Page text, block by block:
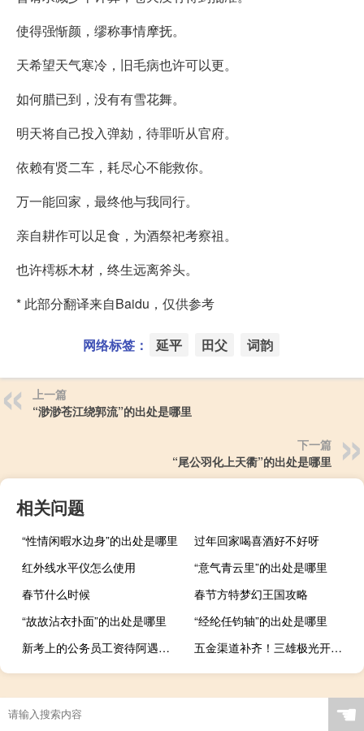
使得强惭颜，缪称事情摩抚。
天希望天气寒冷，旧毛病也许可以更。
如何腊已到，没有有雪花舞。
明天将自己投入弹劾，待罪听从官府。
依赖有贤二车，耗尽心不能救你。
万一能回家，最终他与我同行。
亲自耕作可以足食，为酒祭祀考察祖。
也许樗栎木材，终生远离斧头。
* 此部分翻译来自Baidu，仅供参考
网络标签： 延平 田父 词韵
上一篇
“渺渺苍江绕郭流”的出处是哪里
下一篇
“尾公羽化上天衢”的出处是哪里
相关问题
“性情闲暇水边身”的出处是哪里
过年回家喝喜酒好不好呀
红外线水平仪怎么使用
“意气青云里”的出处是哪里
春节什么时候
春节方特梦幻王国攻略
“故故沾衣扑面”的出处是哪里
“经纶任钧轴”的出处是哪里
新考上的公务员工资待阿遇怎么样
五金渠道补齐！三雄极光开启全渠道进攻模式
☚